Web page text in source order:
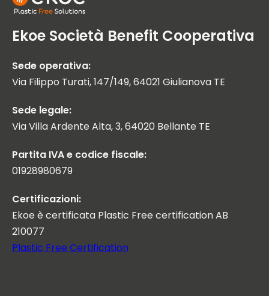
Ekoe Società Benefit Cooperativa
Sede operativa:
Via Filippo Turati, 147/149, 64021 Giulianova TE
Sede legale:
Via Villa Ardente Alta, 3, 64020 Bellante TE
Partita IVA e codice fiscale:
01928980679
Certificazioni:
Ekoe è certificata Plastic Free certification AB
210077
Plastic Free Certification